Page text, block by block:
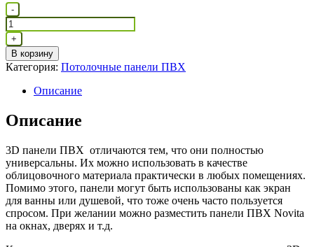
Количество
товара
Потолочная
композиция
«Камерон»
-
+
В корзину
Категория: Потолочные панели ПВХ
Описание
Описание
3D панели ПВХ отличаются тем, что они полностью
универсальны. Их можно использовать в качестве
облицовочного материала практически в любых помещениях.
Помимо этого, панели могут быть использованы как экран
для ванны или душевой, что тоже очень часто пользуется
спросом. При желании можно разместить панели ПВХ Novita
на окнах, дверях и т.д.